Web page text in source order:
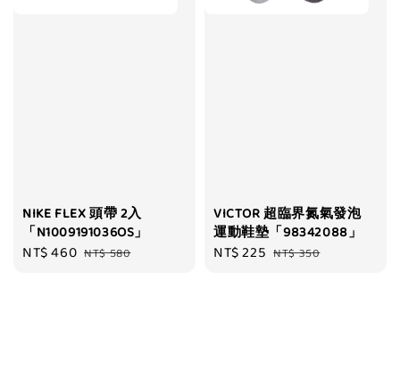
NIKE FLEX 頭帶 2入
「N1009191036OS」
Sale
NT$ 460 Regular
NT$ 580
VICTOR 超臨界氮氣發泡
運動鞋墊「98342088」
Sale
NT$ 225 Regular
NT$ 350